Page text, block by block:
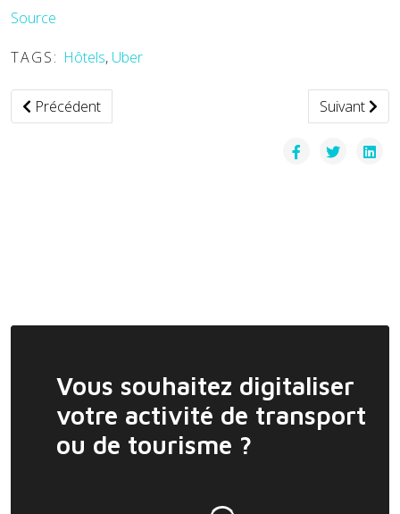
Source
TAGS: Hôtels, Uber
Article précédent : Maroc — Le gouvernement relance les
Précédent Article
Suivant
Vous souhaitez digitaliser
votre activité de transport
ou de tourisme ?